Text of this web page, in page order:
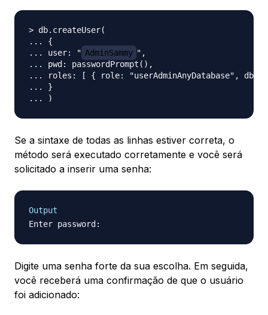
> db.createUser(
... {
... user: " AdminSammy ",
... pwd: passwordPrompt(),
... roles: [ { role: "userAdminAnyDatabase", db:
... }
Se a sintaxe de todas as linhas estiver correta, o
método será executado corretamente e você será
solicitado a inserir uma senha:
Output
Digite uma senha forte da sua escolha. Em seguida,
você receberá uma confirmação de que o usuário
foi adicionado: